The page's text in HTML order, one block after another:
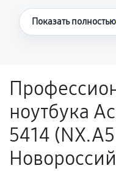
Что считается
Поломка
нормальной
гарантийного
Несоответствие
техническим
Показать полностью
ноутбука
5414